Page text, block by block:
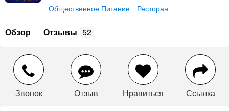
Общественное Питание Ресторан
Обзор Отзывы 52
Звонок Отзыв Нравиться Ссылка